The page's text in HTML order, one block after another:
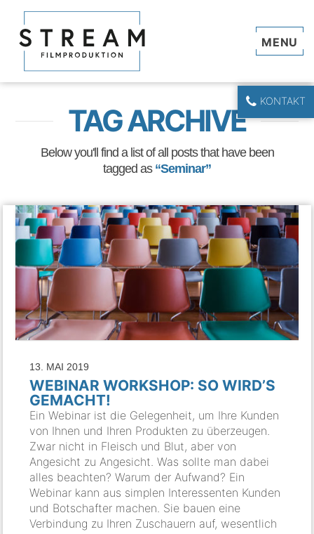
KONTAKT
TAG ARCHIVE
Below you'll find a list of all posts that have been
tagged as “Seminar”
13. MAI 2019
WEBINAR WORKSHOP: SO WIRD’S
GEMACHT!
Ein Webinar ist die Gelegenheit, um Ihre Kunden
von Ihnen und Ihren Produkten zu überzeugen.
Zwar nicht in Fleisch und Blut, aber von
Angesicht zu Angesicht. Was sollte man dabei
alles beachten? Warum der Aufwand? Ein
Webinar kann aus simplen Interessenten Kunden
und Botschafter machen. Sie bauen eine
Verbindung zu Ihren Zuschauern auf, wesentlich